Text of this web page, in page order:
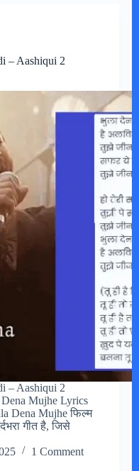
– Aashiqui 2
– Aashiqui 2
Mujhe Lyrics
Dena Mujhe फिल्म
गीत है, जिसे
1 Comment